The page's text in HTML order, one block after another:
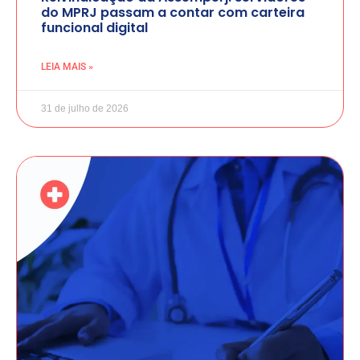
do MPRJ passam a contar com carteira
funcional digital
LEIA MAIS »
31 de julho de 2026